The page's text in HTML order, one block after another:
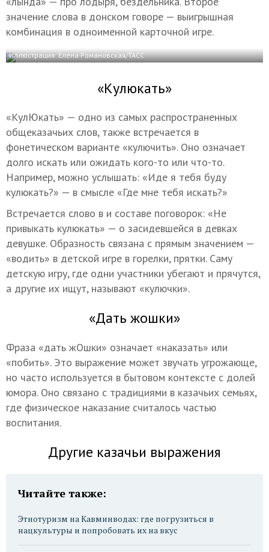
значение слова в донском говоре — выигрышная
комбинация в одноименной карточной игре.
Иллюстрация: Елена Романовская/ТАСС
«Кулюкать»
«КулЮкать» — одно из самых распространенных
общеказачьих слов, также встречается в
фонетическом варианте «кулючить». Оно означает
долго искать или ожидать кого-то или что-то.
Например, можно услышать: «Иде я тебя буду
кулюкать?» — в смысле «Где мне тебя искать?»
Встречается слово в и составе поговорок: «Не
привыкать кулюкать» — о засидевшейся в девках
девушке. Образность связана с прямым значением —
«водить» в детской игре в горелки, прятки. Саму
детскую игру, где одни участники убегают и прячутся,
а другие их ищут, называют «кулючки».
«Дать жошки»
Фраза «дать жОшки» означает «наказать» или
«побить». Это выражение может звучать угрожающе,
но часто используется в бытовом контексте с долей
юмора. Оно связано с традициями в казачьих семьях,
где физическое наказание считалось частью
воспитания.
Другие казачьи выражения
Читайте также:
Этнотуризм на Кавминводах: где погрузиться в
нацкультуры и попробовать их на вкус